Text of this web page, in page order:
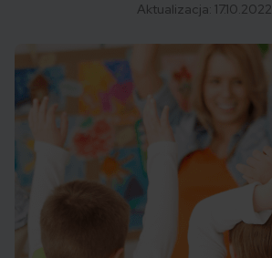
Aktualizacja: 17.10.2022